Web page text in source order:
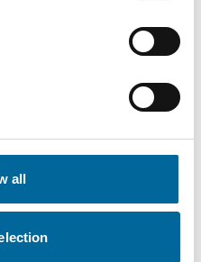
all
nuestros